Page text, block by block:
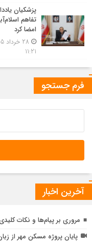
پزشکیان
تفاهم
امضا کرد
11:21
فرم جستجو
آخرین اخبار
مروری بر پیام‌ها و نکات
پایان پروژه مسکن مهر از